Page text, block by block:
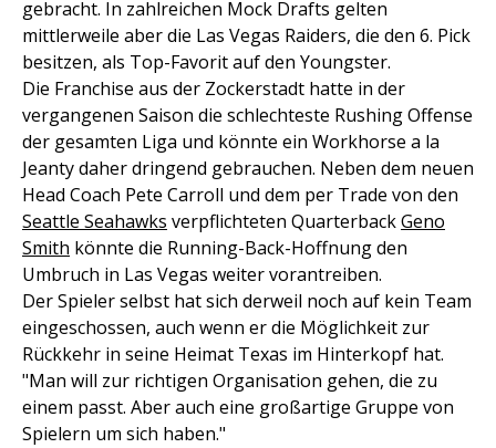
gebracht. In zahlreichen Mock Drafts gelten
mittlerweile aber die Las Vegas Raiders, die den 6. Pick
besitzen, als Top-Favorit auf den Youngster.
Die Franchise aus der Zockerstadt hatte in der
vergangenen Saison die schlechteste Rushing Offense
der gesamten Liga und könnte ein Workhorse a la
Jeanty daher dringend gebrauchen. Neben dem neuen
Head Coach Pete Carroll und dem per Trade von den
Seattle Seahawks verpflichteten QuarterbackGeno
Smith könnte die Running-Back-Hoffnung den
Umbruch in Las Vegas weiter vorantreiben.
Der Spieler selbst hat sich derweil noch auf kein Team
eingeschossen, auch wenn er die Möglichkeit zur
Rückkehr in seine Heimat Texas im Hinterkopf hat.
"Man will zur richtigen Organisation gehen, die zu
einem passt. Aber auch eine großartige Gruppe von
Spielern um sich haben."